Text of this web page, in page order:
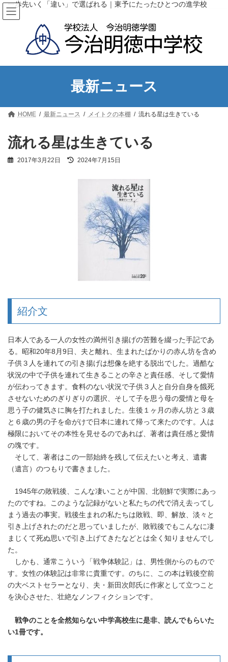
コ
ン
テ
キ
ナ
ビ
ゲ
に
一歩先いく「違い」で選ばれる｜東予にたったひとつの進学校
最新ニュース
HOME 最新ニュース メイトクの本棚 流れる星は生きている
流れる星は生きている
2017年3月22日
最
2024年7月15日
紹介文
日本人である一人の女性の満州引き揚げの苦難を綴った手記であ
る。昭和20年8月9日、夫と離れ、生まれたばかりの赤ん坊を含め
子供３人を連れての引き揚げは想像を絶する脱出でした。過酷な
状況の中で子供を連れて生きることの辛さと責任感、そして愛情
が伝わってきます。食料のない状況で子供３人と自分自身を餓死
させないためのぎりぎりの選択、そして子を思う母の愛情と母を
思う子の健気さに胸を打たれました。生後１ヶ月の赤ん坊と３歳
と６歳の男の子を命がけで日本に連れて帰って来たのです。人は
極限においてその本性を見せるのであれば、著者は責任感と愛情
の塊です。
そして、著者はこの一部始終を残して伝えたいと考え、遺書
（遺言）のつもりで書きました。
1945年の敗戦後、こんな凄いことが中国、北朝鮮で実際にあっ
たのですね。このような記録がないと私たちの代で消え去ってし
まう過去の事実。戦後生まれの私たちは敗戦、即、解放、淡々と
引き上げされたのだと思っていましたが、敗戦後でもこんなに凄
まじくて死ぬ思いで引き上げてきたなどとは全く知りませんでし
た。
しかも、通常こういう「戦争体験記」は、男性側からのもので
す。女性の体験記は非常に貴重です。のちに、この本は戦後空前
の大ベストセラーとなり、夫・新田次郎氏に作家として立つこと
を決心させた、壮絶なノンフィクションです。
戦争のことを全然知らない中学高校生に是非、読んでもらいた
い1冊です。